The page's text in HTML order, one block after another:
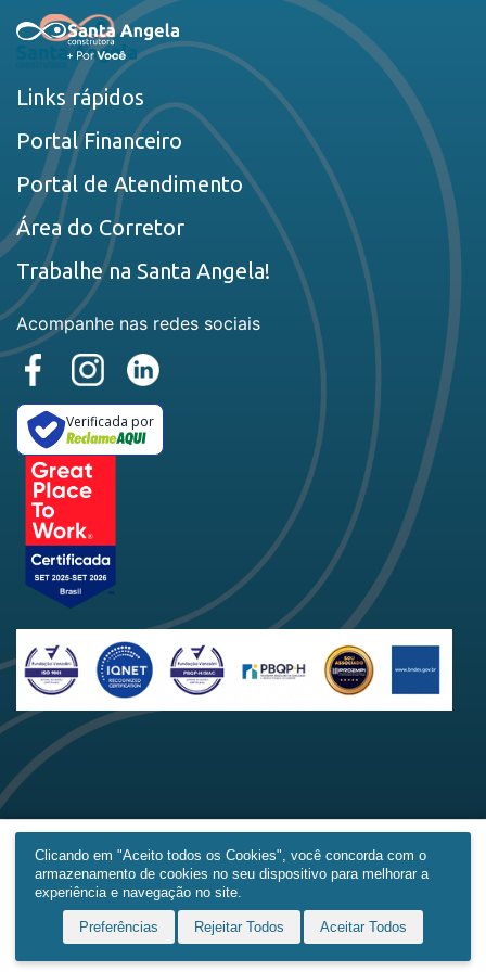
Links rápidos
Portal Financeiro
Portal de Atendimento
Área do Corretor
Trabalhe na Santa Angela!
Acompanhe nas redes sociais
Verificada por
Home Produtos Obras Contato Mais
Clicando em "Aceito todos os Cookies", você concorda com o
armazenamento de cookies no seu dispositivo para melhorar a
experiência e navegação no site.
Preferências Rejeitar Todos Aceitar Todos